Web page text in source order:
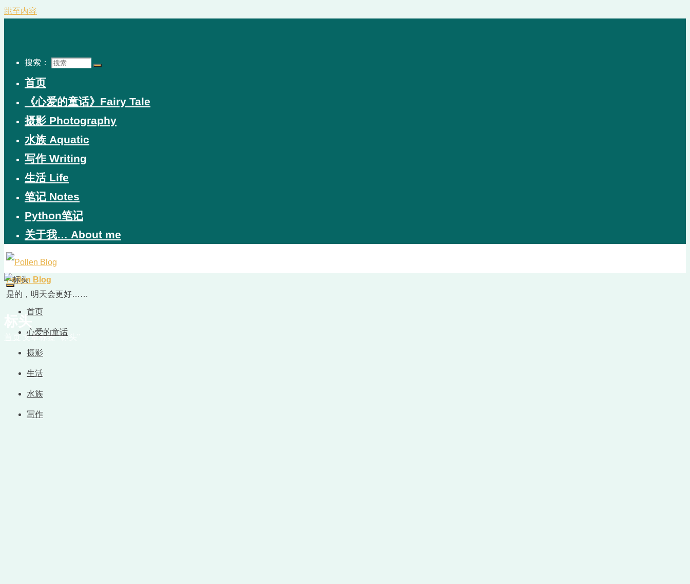
跳至内容
搜索：
首页
《心爱的童话》Fairy Tale
摄影 Photography
水族 Aquatic
写作 Writing
生活 Life
笔记 Notes
Python笔记
关于我… About me
Pollen Blog
是的，明天会更好……
首页
心爱的童话
摄影
生活
水族
写作
文章标签 "标头"